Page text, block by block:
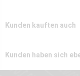
Kunden kauften auch
Kunden haben sich